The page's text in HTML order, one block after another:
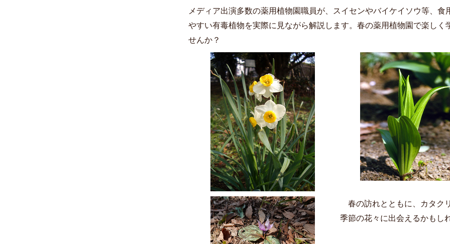
メディア出演多数の薬用植物園職員が、スイセンやバイケイソウ等、食
やすい有毒植物を実際に見ながら解説します。春の薬用植物園で楽しく
せんか？
春の訪れとともに、カタク
季節の花々に出会えるかもし